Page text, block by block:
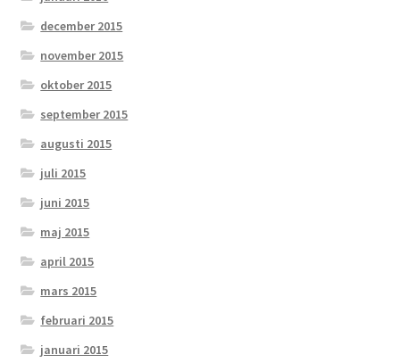
december 2015
november 2015
oktober 2015
september 2015
augusti 2015
juli 2015
juni 2015
maj 2015
april 2015
mars 2015
februari 2015
januari 2015